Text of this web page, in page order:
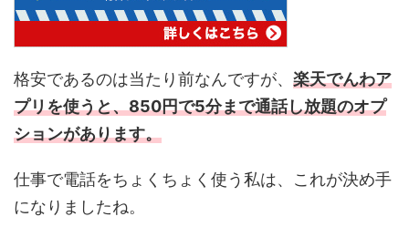
格安であるのは当たり前なんですが、 楽天でんわア
プリを使うと、850円で5分まで通話し放題のオプ
ションがあります。
仕事で電話をちょくちょく使う私は、これが決め手
になりましたね。